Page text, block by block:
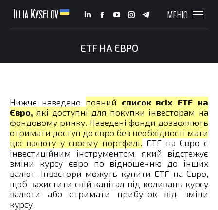
МЕНЮ
Linkedin
opens
Facebook
opens
YouTube
opens
Instagram
opens
Telegram
ETF НА ЄВРО
Нижче наведено повний список всіх ETF на
Євро, які доступні для покупки інвесторам на
фондовому ринку. Наведені фонди дозволяють
отримати доступ до євро без необхідності мати
цю валюту у своєму портфелі. ETF на Євро є
інвестиційним інструментом, який відстежує
зміни курсу євро по відношенню до інших
валют. Інвестори можуть купити ETF на Євро,
щоб захистити свій капітал від коливань курсу
валюти або отримати прибуток від зміни
курсу.